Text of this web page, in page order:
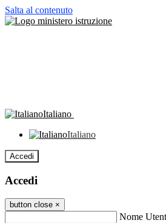
Salta al contenuto
Italiano
Italiano
Accedi
Accedi
button close ×
Nome